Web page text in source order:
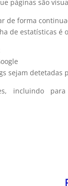
páginas são
de forma
de estatísticas é
sejam detetadas
incluindo